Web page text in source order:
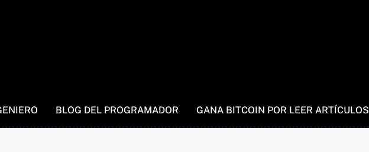
BLOG DEL PROGRAMADOR GANA BITCOIN POR LEER ARTÍCULOS